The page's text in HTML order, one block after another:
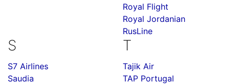
Royal Flight
Royal Jordanian
RusLine
S
S7 Airlines
Saudia
T
Tajik Air
TAP Portugal